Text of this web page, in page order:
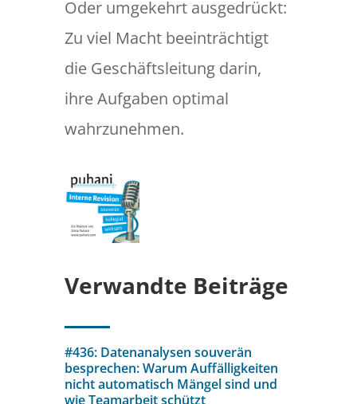
Oder umgekehrt ausgedrückt:
Zu viel Macht beeinträchtigt
die Geschäftsleitung darin,
ihre Aufgaben optimal
wahrzunehmen.
Verwandte Beiträge
#436: Datenanalysen souverän
besprechen: Warum Auffälligkeiten
nicht automatisch Mängel sind und
wie Teamarbeit schützt